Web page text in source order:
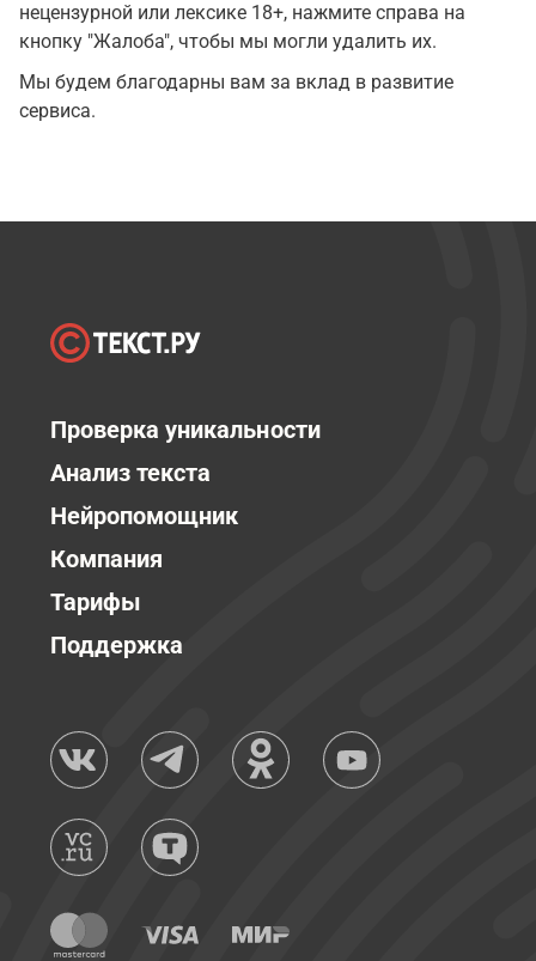
нецензурной или лексике 18+, нажмите справа на
кнопку "Жалоба", чтобы мы могли удалить их.
Мы будем благодарны вам за вклад в развитие
сервиса.
Проверка уникальности
Анализ текста
Нейропомощник
Компания
Тарифы
Поддержка